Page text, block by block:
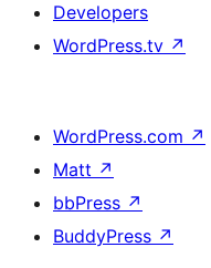
Developers
WordPress.tv ↗
WordPress.com ↗
Matt ↗
bbPress ↗
BuddyPress ↗